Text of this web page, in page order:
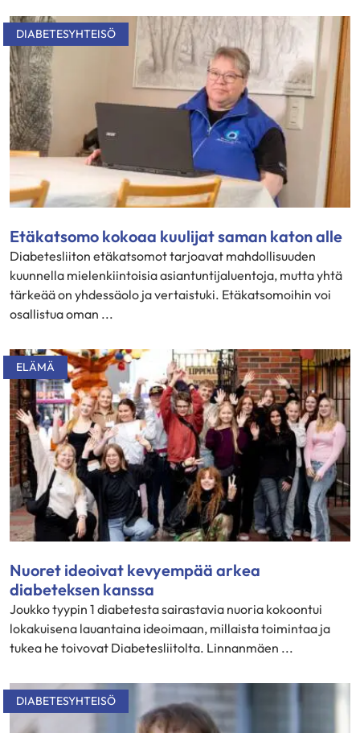
DIABETESYHTEISÖ
Etäkatsomo kokoaa kuulijat saman katon alle
Diabetesliiton etäkatsomot tarjoavat mahdollisuuden
kuunnella mielenkiintoisia asiantuntijaluentoja, mutta yhtä
tärkeää on yhdessäolo ja vertaistuki. Etäkatsomoihin voi
osallistua oman ...
ELÄMÄ
Nuoret ideoivat kevyempää arkea
diabeteksen kanssa
Joukko tyypin 1 diabetesta sairastavia nuoria kokoontui
lokakuisena lauantaina ideoimaan, millaista toimintaa ja
tukea he toivovat Diabetesliitolta. Linnanmäen ...
DIABETESYHTEISÖ